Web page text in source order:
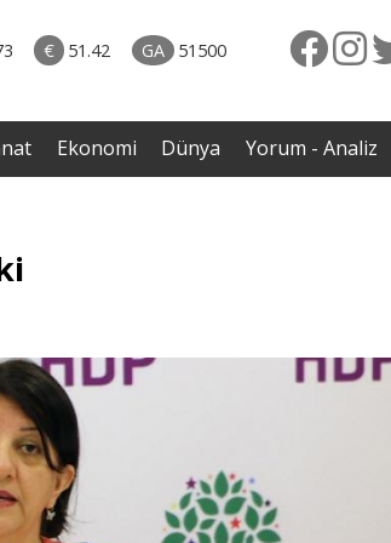
€ 51.42 GA 51500
• İnsan Haklarının Hakkettiği İlgi
Ekonomi Dünya Yorum - Analiz